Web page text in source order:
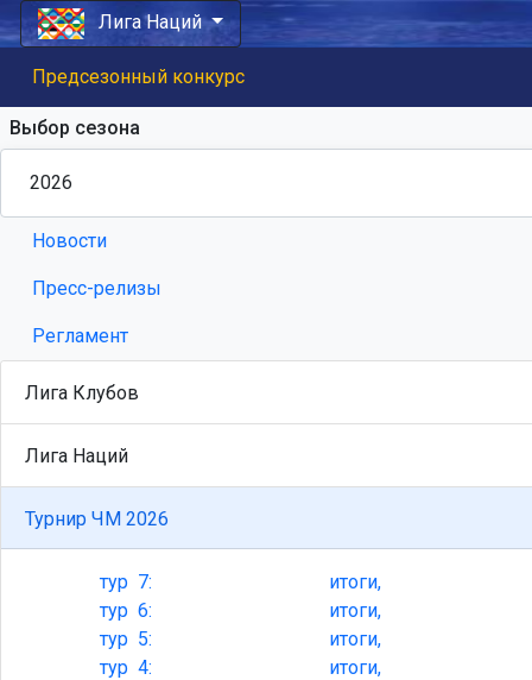
Лига Наций
Предсезонный конкурс
Выбор сезона
Новости
Пресс-релизы
Регламент
Лига Клубов
Лига Наций
Турнир ЧМ 2026
тур7:
итоги,
тур6:
итоги,
тур5:
итоги,
тур4:
итоги,